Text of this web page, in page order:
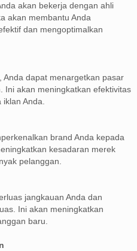
akan bekerja dengan ahli
akan membantu Anda
dan mengoptimalkan
Anda dapat menargetkan pasar
Ini akan meningkatkan efektivitas
Anda.
brand Anda kepada
kesadaran merek
pelanggan.
jangkauan Anda dan
Ini akan meningkatkan
baru.